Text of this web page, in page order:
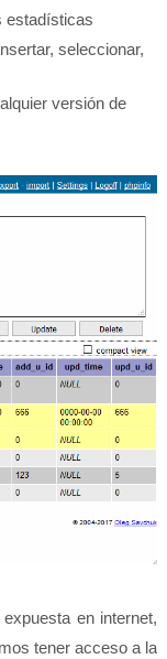
estadísticas
seleccionar,
versión de
en internet,
tener acceso a la